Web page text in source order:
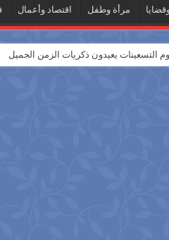
مرأة وطفل اقتصاد وأعمال
يعيدون ذكريات الزمن الجميل